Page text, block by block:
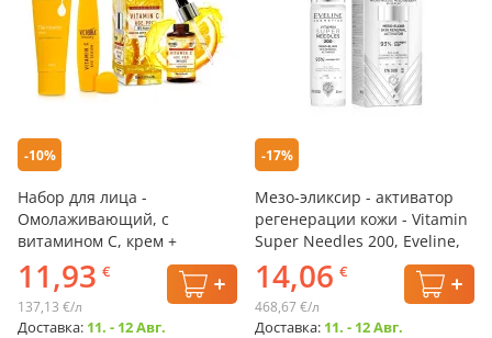
-10%
Набор для лица -
Омолаживающий, с
витамином С, крем +
сыворотка + сыворотка для
кожи вокруг глаз
11,93 €
137,13 €/л
Доставка: 11. - 12 Авг.
-17%
Мезо-эликсир - активатор
регенерации кожи - Vitamin
Super Needles 200, Eveline,
30 мл
14,06 €
468,67 €/л
Доставка: 11. - 12 Авг.